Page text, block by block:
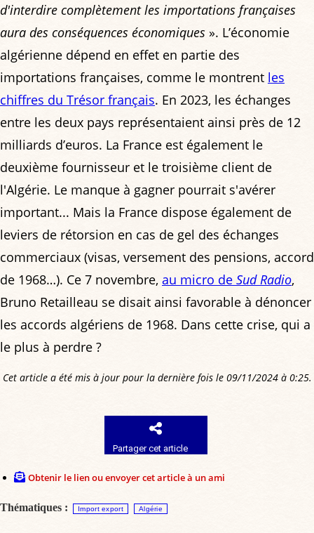
d'interdire complètement les importations françaises
aura des conséquences économiques ». L’économie
algérienne dépend en effet en partie des
importations françaises, comme le montrent les
chiffres du Trésor français. En 2023, les échanges
entre les deux pays représentaient ainsi près de 12
milliards d’euros. La France est également le
deuxième fournisseur et le troisième client de
l'Algérie. Le manque à gagner pourrait s'avérer
important... Mais la France dispose également de
leviers de rétorsion en cas de gel des échanges
commerciaux (visas, versement des pensions, accord
de 1968…). Ce 7 novembre, au micro de Sud Radio,
Bruno Retailleau se disait ainsi favorable à dénoncer
les accords algériens de 1968. Dans cette crise, qui a
le plus à perdre ?
Cet article a été mis à jour pour la dernière fois le 09/11/2024 à 0:25.
Partager cet article
Obtenir le lien ou envoyer cet article à un ami
Thématiques : Import export Algérie